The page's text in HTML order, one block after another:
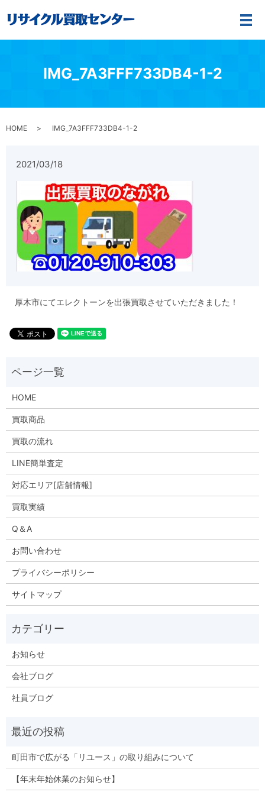
メ
IMG_7A3FFF733DB4-1-2
HOME IMG_7A3FFF733DB4-1-2
2021/03/18
厚木市にてエレクトーンを出張買取させていただきました！
HOME
買取商品
買取の流れ
LINE簡単査定
対応エリア[店舗情報]
買取実績
Q＆A
お問い合わせ
プライバシーポリシー
サイトマップ
お知らせ
会社ブログ
社員ブログ
町田市で広がる「リユース」の取り組みについて
【年末年始休業のお知らせ】